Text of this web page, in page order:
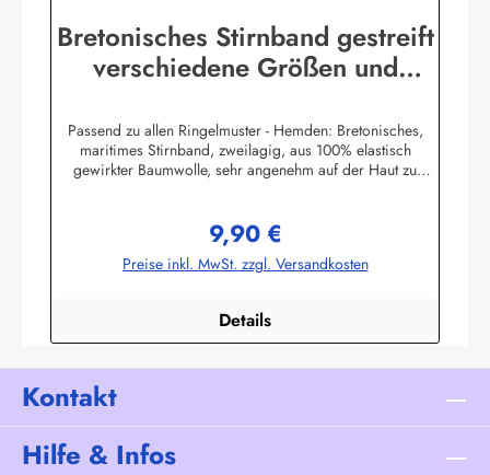
Bretonisches Stirnband gestreift
verschiedene Größen und
Passend zu allen Ringelmuster - Hemden: Bretonisches,
maritimes Stirnband, zweilagig, aus 100% elastisch
gewirkter Baumwolle, sehr angenehm auf der Haut zu
Wittmundinfo@modas-bekleidung.de
Regulärer Preis:
9,90 €
Preise inkl. MwSt. zzgl. Versandkosten
Details
Kontakt
Hilfe & Infos